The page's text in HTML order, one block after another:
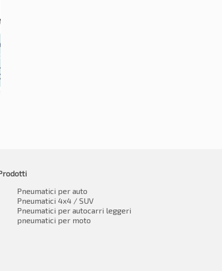
99Y
Pneumatici per auto
Pneumatici 4x4 / SUV
Pneumatici per autocarri leggeri
pneumatici per moto